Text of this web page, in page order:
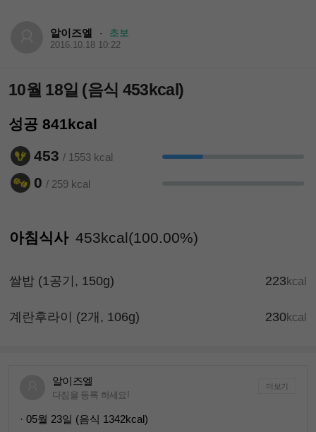
알이즈엘 · 초보
2016.10.18 10:22
10월 18일 (음식 453kcal)
성공 841kcal
453 / 1553 kcal
0 / 259 kcal
아침식사 453kcal(100.00%)
쌀밥 (1공기, 150g) 223 kcal
계란후라이 (2개, 106g) 230kcal
알이즈엘
다짐을 등록 하세요!
더보기
· 05월 23일 (음식 1342kcal)